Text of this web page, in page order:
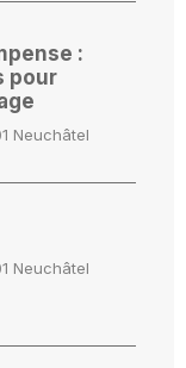
:
pour
Neuchâtel
Neuchâtel